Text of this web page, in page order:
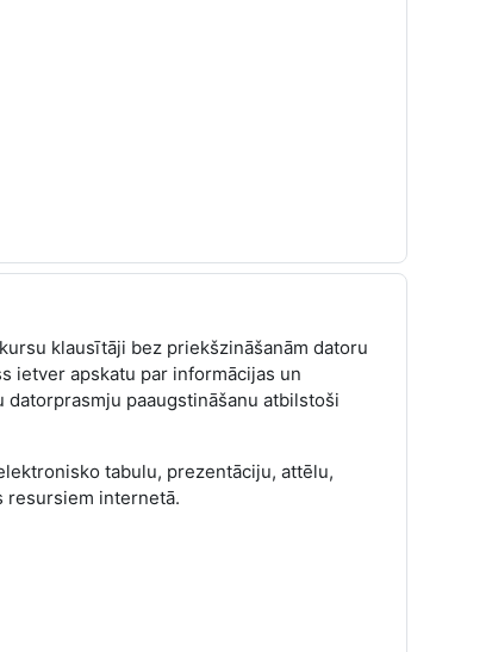
klausītāji bez priekšzināšanām datoru
ietver apskatu par informācijas un
paaugstināšanu atbilstoši
tabulu, prezentāciju, attēlu,
resursiem internetā.